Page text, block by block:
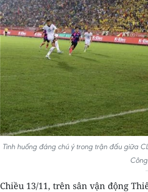
Tình huống đáng chú ý trong trận đấu giữa
Chiều 13/11, trên sân vận động